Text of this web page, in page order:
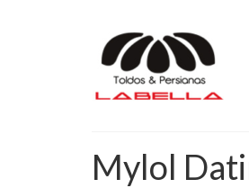
Mylol